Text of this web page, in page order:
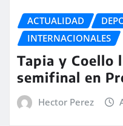
ACTUALIDAD
INTERNACIONALES
Tapia y Coello
semifinal en
Hector Perez